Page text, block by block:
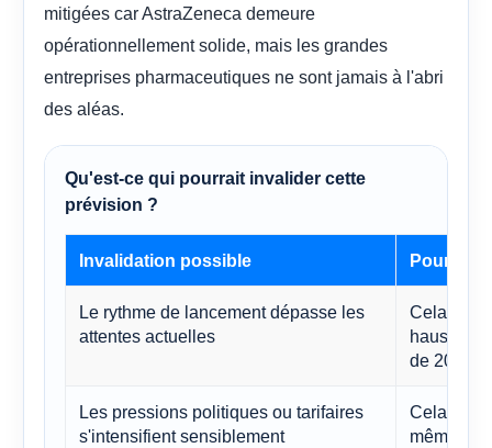
mitigées car AstraZeneca demeure
opérationnellement solide, mais les grandes
entreprises pharmaceutiques ne sont jamais à l'abri
des aléas.
Qu'est-ce qui pourrait invalider cette
prévision ?
Invalidation possible
Le rythme de lancement dépasse les
attentes actuelles
Cela
de 2030
Les pressions politiques ou tarifaires
s'intensifient sensiblement
Cela
même si